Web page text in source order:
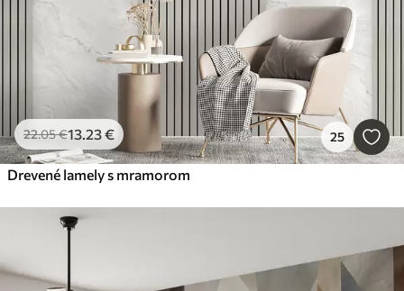
22.05€13.23€ 25
Drevené lamely s mramorom